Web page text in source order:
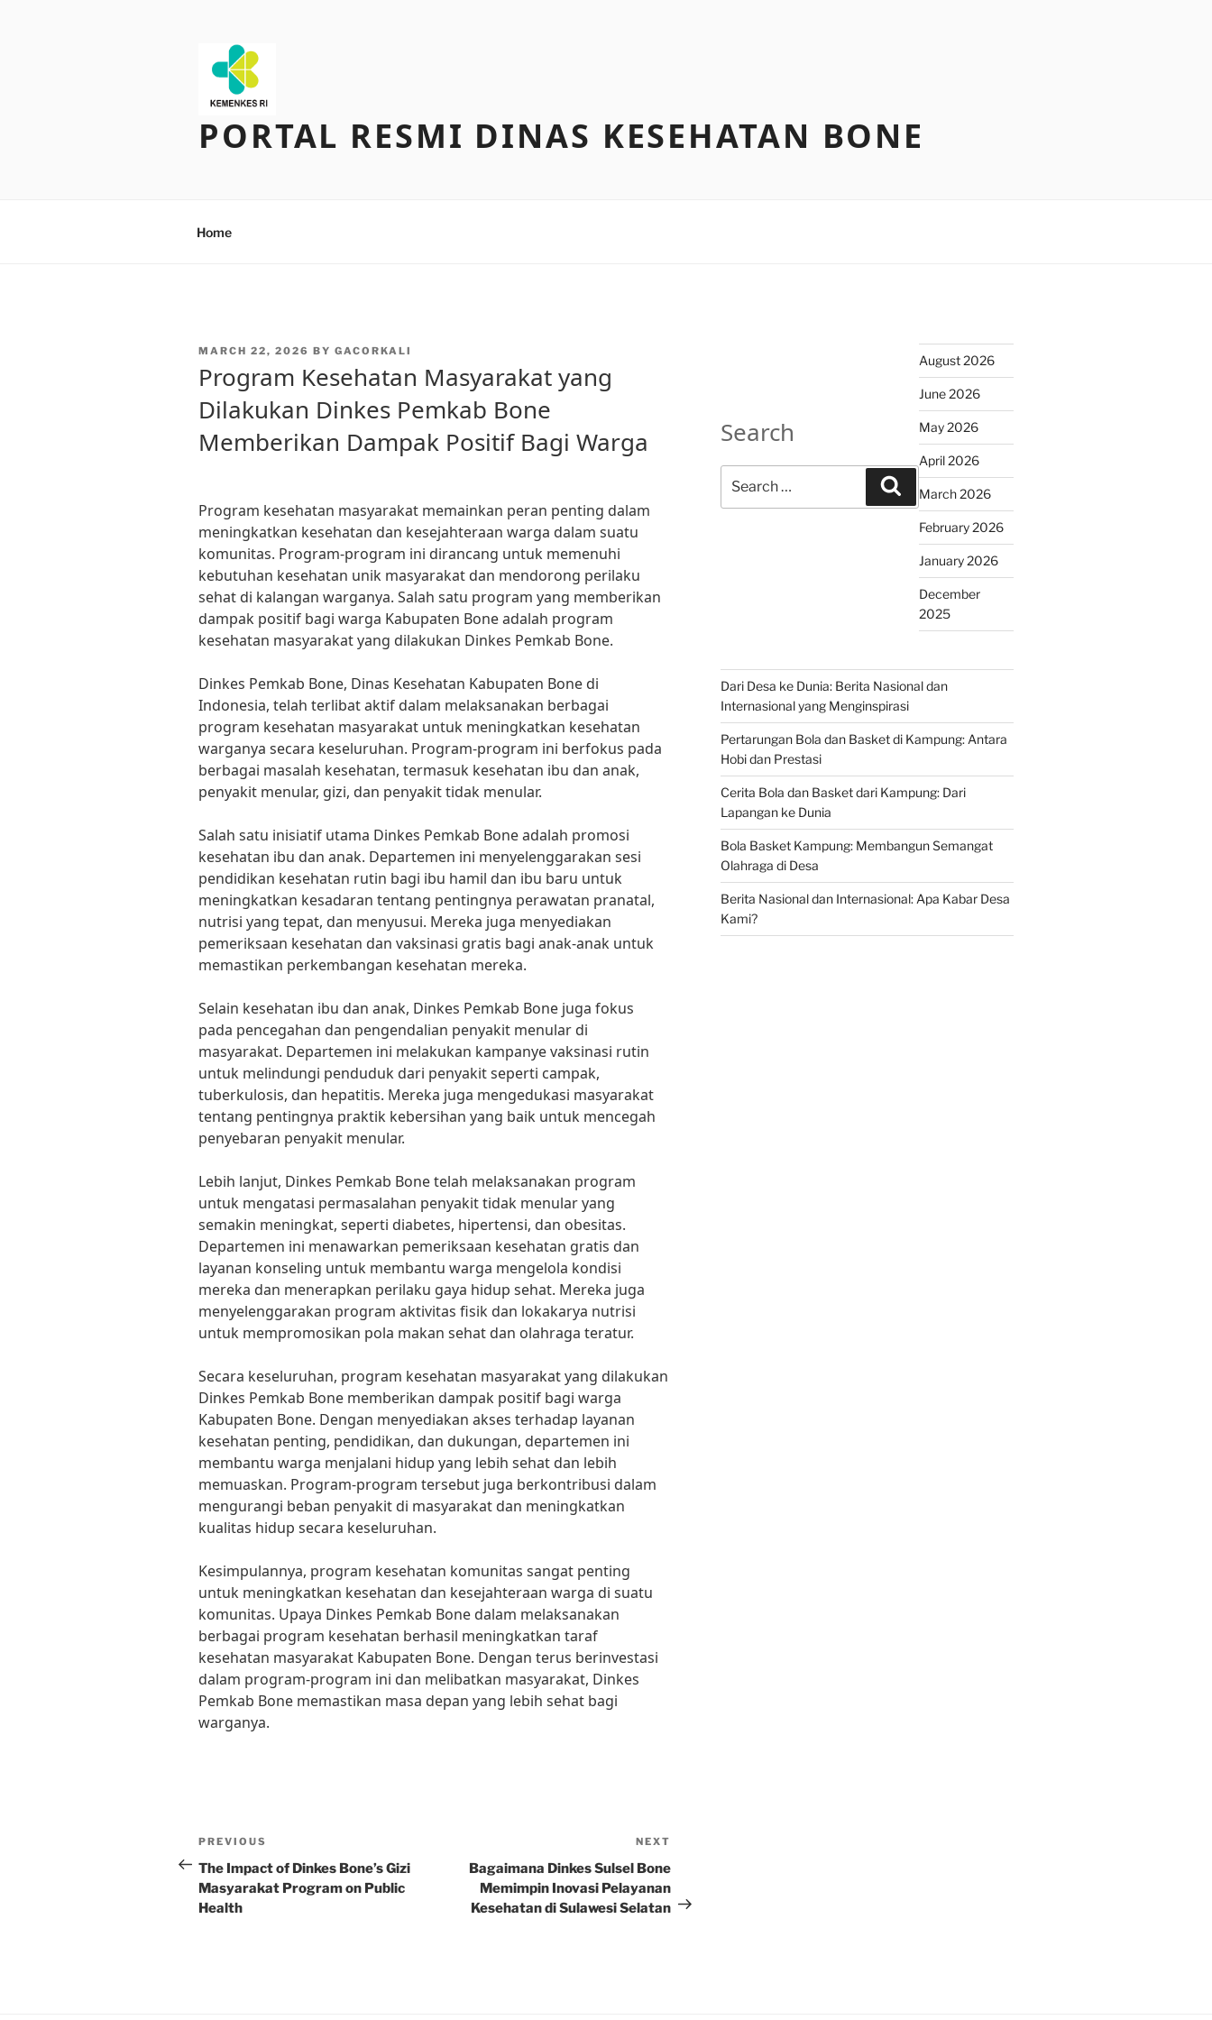
PORTAL RESMI DINAS KESEHATAN BONE
Home
POSTED
MARCH 22, 2026 BY GACORKALI
Program Kesehatan Masyarakat yang
Dilakukan Dinkes Pemkab Bone
Memberikan Dampak Positif Bagi Warga
Program kesehatan masyarakat memainkan peran penting dalam
meningkatkan kesehatan dan kesejahteraan warga dalam suatu
komunitas. Program-program ini dirancang untuk memenuhi
kebutuhan kesehatan unik masyarakat dan mendorong perilaku
sehat di kalangan warganya. Salah satu program yang memberikan
dampak positif bagi warga Kabupaten Bone adalah program
kesehatan masyarakat yang dilakukan Dinkes Pemkab Bone.
Dinkes Pemkab Bone, Dinas Kesehatan Kabupaten Bone di
Indonesia, telah terlibat aktif dalam melaksanakan berbagai
program kesehatan masyarakat untuk meningkatkan kesehatan
warganya secara keseluruhan. Program-program ini berfokus pada
berbagai masalah kesehatan, termasuk kesehatan ibu dan anak,
penyakit menular, gizi, dan penyakit tidak menular.
Salah satu inisiatif utama Dinkes Pemkab Bone adalah promosi
kesehatan ibu dan anak. Departemen ini menyelenggarakan sesi
pendidikan kesehatan rutin bagi ibu hamil dan ibu baru untuk
meningkatkan kesadaran tentang pentingnya perawatan pranatal,
nutrisi yang tepat, dan menyusui. Mereka juga menyediakan
pemeriksaan kesehatan dan vaksinasi gratis bagi anak-anak untuk
memastikan perkembangan kesehatan mereka.
Selain kesehatan ibu dan anak, Dinkes Pemkab Bone juga fokus
pada pencegahan dan pengendalian penyakit menular di
masyarakat. Departemen ini melakukan kampanye vaksinasi rutin
untuk melindungi penduduk dari penyakit seperti campak,
tuberkulosis, dan hepatitis. Mereka juga mengedukasi masyarakat
tentang pentingnya praktik kebersihan yang baik untuk mencegah
penyebaran penyakit menular.
Lebih lanjut, Dinkes Pemkab Bone telah melaksanakan program
untuk mengatasi permasalahan penyakit tidak menular yang
semakin meningkat, seperti diabetes, hipertensi, dan obesitas.
Departemen ini menawarkan pemeriksaan kesehatan gratis dan
layanan konseling untuk membantu warga mengelola kondisi
mereka dan menerapkan perilaku gaya hidup sehat. Mereka juga
menyelenggarakan program aktivitas fisik dan lokakarya nutrisi
untuk mempromosikan pola makan sehat dan olahraga teratur.
Secara keseluruhan, program kesehatan masyarakat yang dilakukan
Dinkes Pemkab Bone memberikan dampak positif bagi warga
Kabupaten Bone. Dengan menyediakan akses terhadap layanan
kesehatan penting, pendidikan, dan dukungan, departemen ini
membantu warga menjalani hidup yang lebih sehat dan lebih
memuaskan. Program-program tersebut juga berkontribusi dalam
mengurangi beban penyakit di masyarakat dan meningkatkan
kualitas hidup secara keseluruhan.
Kesimpulannya, program kesehatan komunitas sangat penting
untuk meningkatkan kesehatan dan kesejahteraan warga di suatu
komunitas. Upaya Dinkes Pemkab Bone dalam melaksanakan
berbagai program kesehatan berhasil meningkatkan taraf
kesehatan masyarakat Kabupaten Bone. Dengan terus berinvestasi
dalam program-program ini dan melibatkan masyarakat, Dinkes
Pemkab Bone memastikan masa depan yang lebih sehat bagi
warganya.
Post
navigation
Previous
Post
PREVIOUS
The Impact of Dinkes Bone’s Gizi
Masyarakat Program on Public
Health
Post
NEXT
Bagaimana Dinkes Sulsel Bone
Memimpin Inovasi Pelayanan
Kesehatan di Sulawesi Selatan
Search
for:
Search
August 2026
June 2026
May 2026
April 2026
March 2026
February 2026
January 2026
December
2025
Dari Desa ke Dunia: Berita Nasional dan
Internasional yang Menginspirasi
Pertarungan Bola dan Basket di Kampung: Antara
Hobi dan Prestasi
Cerita Bola dan Basket dari Kampung: Dari
Lapangan ke Dunia
Bola Basket Kampung: Membangun Semangat
Olahraga di Desa
Berita Nasional dan Internasional: Apa Kabar Desa
Kami?